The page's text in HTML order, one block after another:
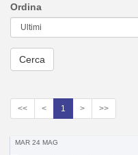
Ordina
<< < 1 > >>
MAR 24 MAG